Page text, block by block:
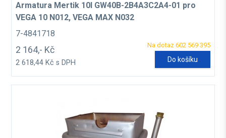
Armatura Mertik 10l GW40B-2B4A3C2A4-01 pro
VEGA 10 N012, VEGA MAX N032
7-4841718
Na dotaz 602 569 395
2 164,- Kč
2 618,44 Kč s DPH Do košíku